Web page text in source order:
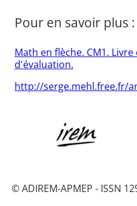
Pour en savoir plus :
Math en flèche. CM1.
d'évaluation.
http://serge.mehl.free.fr/
© ADIREM-APMEP - ISSN